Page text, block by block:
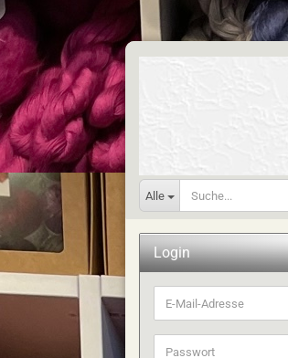
Alle
Login
E-
Mail-
Adresse
Passwort